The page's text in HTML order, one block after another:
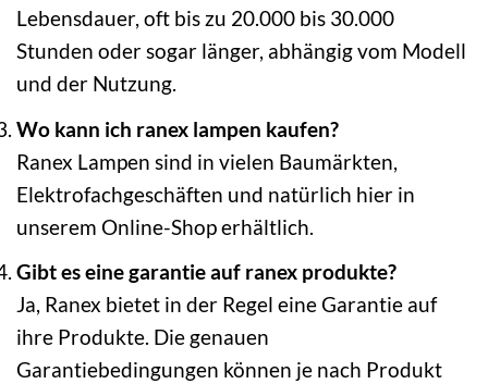
Lebensdauer, oft bis zu 20.000 bis 30.000
Stunden oder sogar länger, abhängig vom Modell
und der Nutzung.
Wo kann ich ranex lampen kaufen?
Ranex Lampen sind in vielen Baumärkten,
Elektrofachgeschäften und natürlich hier in
unserem Online-Shop erhältlich.
Gibt es eine garantie auf ranex produkte?
Ja, Ranex bietet in der Regel eine Garantie auf
ihre Produkte. Die genauen
Garantiebedingungen können je nach Produkt